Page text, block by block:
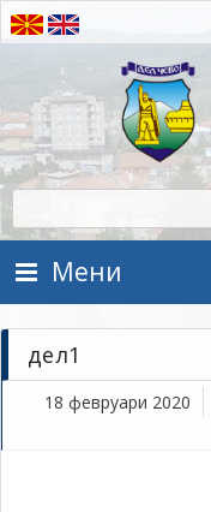
Прескокнете на
Општина Делчево
Општина Делчево
Мени
дел1
18 февруари 2020